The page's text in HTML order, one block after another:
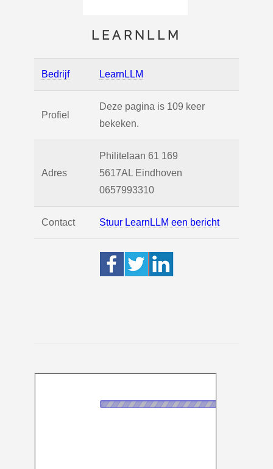
LEARNLLM
Bedrijf LearnLLM
Profiel
Deze pagina is 109 keer
bekeken.
Adres
Philitelaan 61 169
5617AL Eindhoven
0657993310
Contact Stuur LearnLLM een bericht